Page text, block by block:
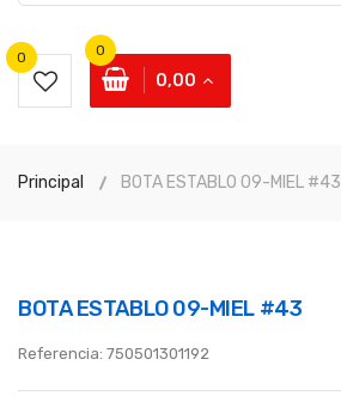
0
0,00
0
Principal BOTA ESTABLO 09-MIEL #43
BOTA ESTABLO 09-MIEL #43
Referencia: 750501301192